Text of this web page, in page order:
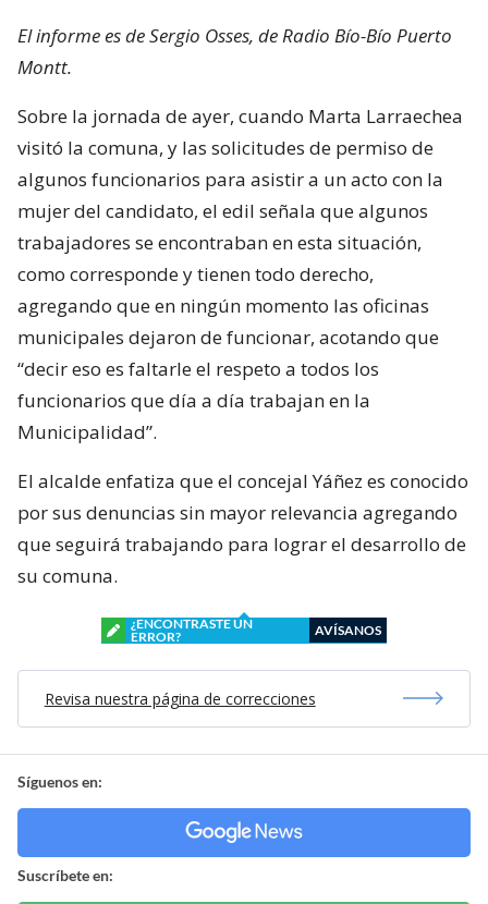
El informe es de Sergio Osses, de Radio Bío-Bío Puerto
Montt.
Sobre la jornada de ayer, cuando Marta Larraechea
visitó la comuna, y las solicitudes de permiso de
algunos funcionarios para asistir a un acto con la
mujer del candidato, el edil señala que algunos
trabajadores se encontraban en esta situación,
como corresponde y tienen todo derecho,
agregando que en ningún momento las oficinas
municipales dejaron de funcionar, acotando que
“decir eso es faltarle el respeto a todos los
funcionarios que día a día trabajan en la
Municipalidad”.
El alcalde enfatiza que el concejal Yáñez es conocido
por sus denuncias sin mayor relevancia agregando
que seguirá trabajando para lograr el desarrollo de
su comuna.
¿ENCONTRASTE UN
ERROR?
AVÍSANOS
Revisa nuestra página de correcciones
Síguenos en:
Suscríbete en: